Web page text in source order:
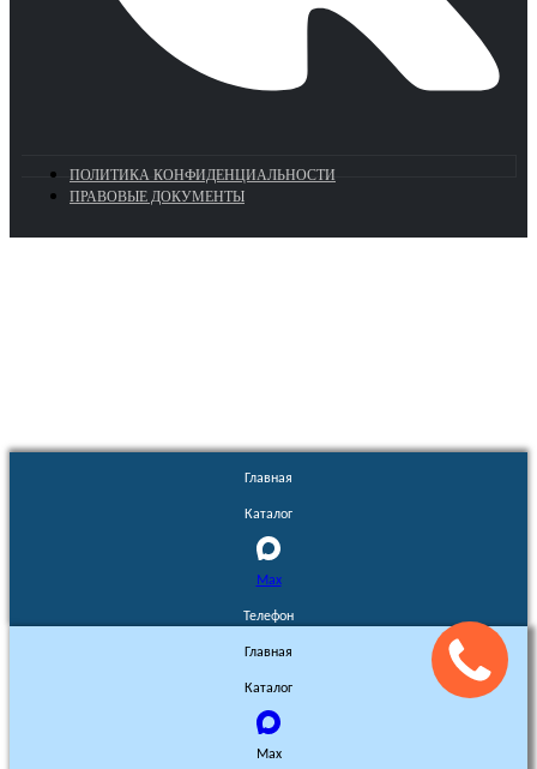
ПОЛИТИКА КОНФИДЕНЦИАЛЬНОСТИ
ПРАВОВЫЕ ДОКУМЕНТЫ
Главная
Каталог
Max
Телефон
Главная
Каталог
Max